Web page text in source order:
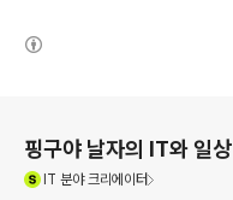
핑구야 날자의 IT와 일상
IT 분야 크리에이터